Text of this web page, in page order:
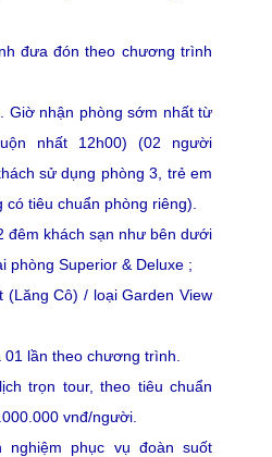
đưa đón theo chương trình
Giờ nhận phòng sớm nhất từ
nhất 12h00) (02 người
sử dụng phòng 3, trẻ em
tiêu chuẩn phòng riêng).
đêm khách sạn như bên dưới
phòng Superior & Deluxe ;
(Lăng Cô) / loại Garden View
lần theo chương trình.
trọn tour, theo tiêu chuẩn
vnđ/người.
nghiệm phục vụ đoàn suốt